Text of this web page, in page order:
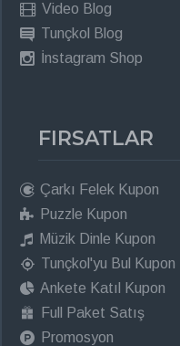
Video Blog
Tunçkol Blog
İnstagram Shop
FIRSATLAR
Çarkı Felek Kupon
Puzzle Kupon
Müzik Dinle Kupon
Tunçkol'yu Bul Kupon
Ankete Katıl Kupon
Full Paket Satış
Promosyon